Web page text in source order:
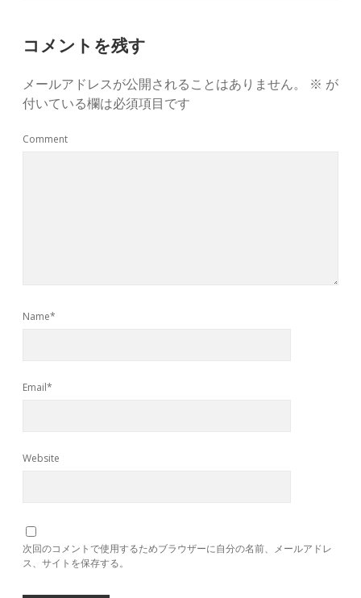
コメントを残す
メールアドレスが公開されることはありません。 ※ が
付いている欄は必須項目です
Comment
Name*
Email*
Website
次回のコメントで使用するためブラウザーに自分の名前、メールアドレ
ス、サイトを保存する。